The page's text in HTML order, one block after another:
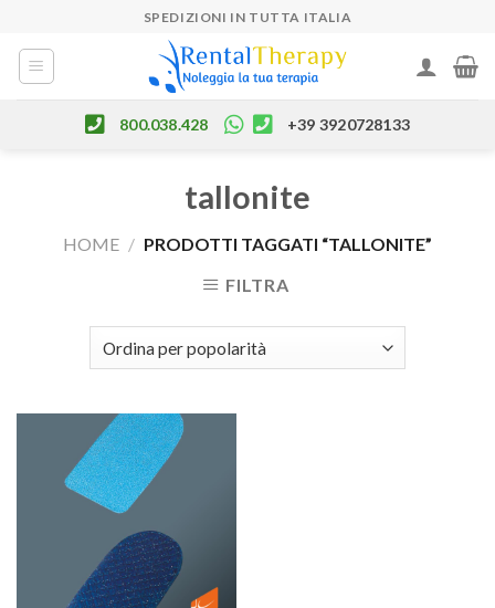
content
SPEDIZIONI IN TUTTA ITALIA
800.038.428 +39 3920728133
tallonite
HOME / PRODOTTI TAGGATI “TALLONITE”
FILTRA